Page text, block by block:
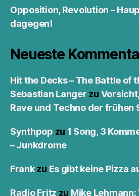
Opposition, Revolution –
dagegen!
Neueste
Hit the Decks – The Battle of
Sebastian Langer zu
Rave und Techno der frühen
Synthpop zu 1 Song, 3
– Junkdrome
Frankzu Es gibt keine Pizza
Radio Fritz zu Mike